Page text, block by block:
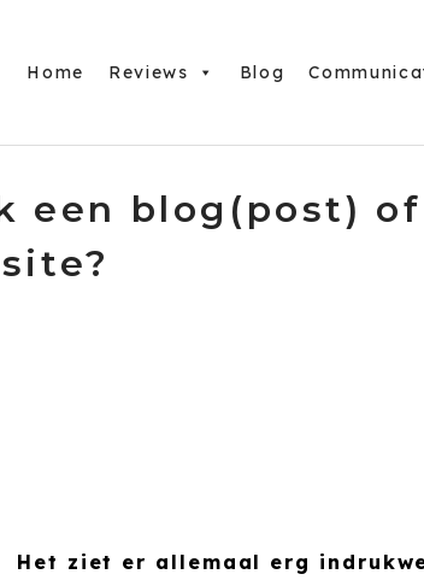
Home Blog
Reviews
een blog(post)
Het ziet er allemaal erg